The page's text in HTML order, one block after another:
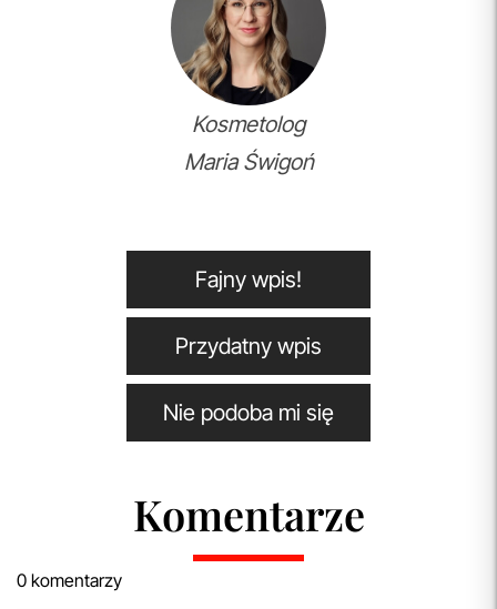
Kosmetolog
Maria Świgoń
Fajny wpis!
Przydatny wpis
Nie podoba mi się
Komentarze
0 komentarzy